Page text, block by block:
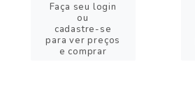
Faça seu login
ou
cadastre-se
para ver preços
e comprar